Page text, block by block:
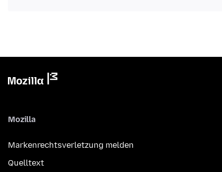
Mozilla
Markenrechtsverletzung melden
Quelltext